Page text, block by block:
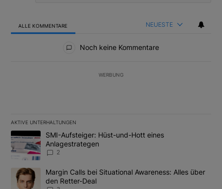
ALLE KOMMENTARE NEUESTE
Noch keine Kommentare
WERBUNG
AKTIVE UNTERHALTUNGEN
Das Folgende ist eine Liste der am meisten kommentierten
Ein Trendartikel mit dem Titel "SMI-Aufsteiger: Hüst-und-Hott
SMI-Aufsteiger: Hüst-und-Hott eines
Anlagestrategen
2
Ein Trendartikel mit dem Titel "Margin Calls bei Situational
Margin Calls bei Situational Awareness: Alles über
den Retter-Deal